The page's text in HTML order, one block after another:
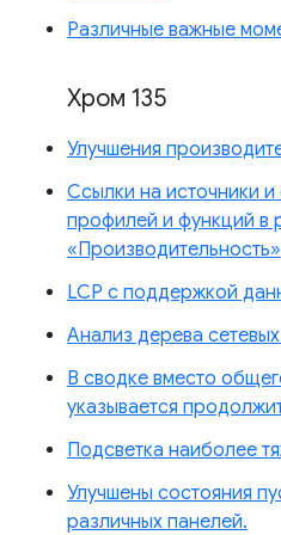
Различные важные
Хром 135
Улучшения
Ссылки на источники
профилей и функций в
«Производительность»
LCP с поддержкой
Анализ дерева
В сводке вместо
указывается
Подсветка наиболее
Улучшены состояния
различных панелей.